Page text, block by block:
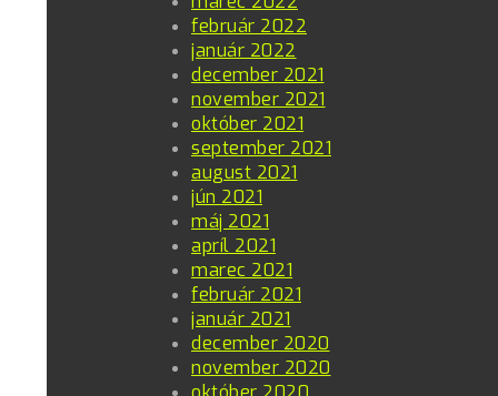
február 2022
január 2022
december 2021
november 2021
október 2021
september 2021
august 2021
jún 2021
máj 2021
apríl 2021
marec 2021
február 2021
január 2021
december 2020
november 2020